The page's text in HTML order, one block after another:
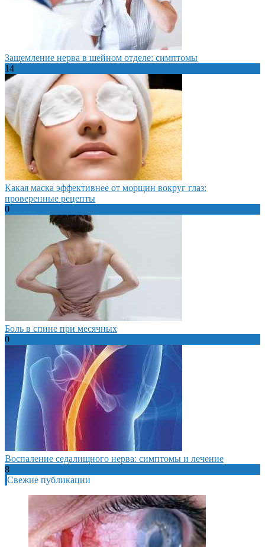
Защемление нерва в шейном отделе: симптомы
14
Какая маска эффективнее от морщин вокруг глаз:
проверенные рецепты
0
Боль в спине при месячных
0
Воспаление седалищного нерва: симптомы и лечение
8
Свежие публикации